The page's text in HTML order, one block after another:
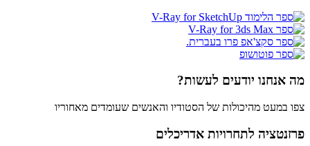
מה אנחנו יודעים לעשות?
צפו במעט מהיכולות של הסטודיו והאנשים שעומדים מאחוריו
פרזנטציה לתחרויות אדריכלים